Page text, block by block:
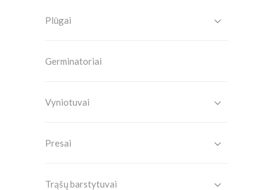
Plūgai
Germinatoriai
Vyniotuvai
Presai
Trąšų barstytuvai